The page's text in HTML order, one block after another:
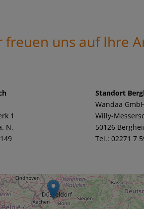
freuen uns auf Ihre
1
N.
Standort
Wandaa
Willy-
50126
Tel.: 02271 7